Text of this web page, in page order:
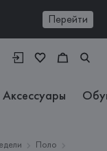
Перейти
Аксессуары
Поло